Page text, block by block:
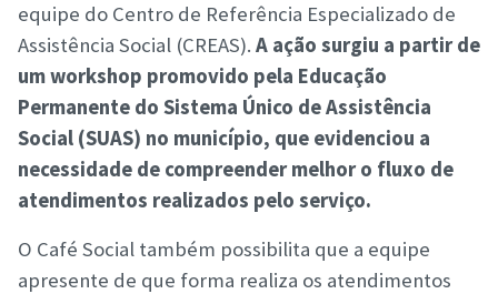
equipe do Centro de Referência Especializado de
Assistência Social (CREAS). A ação surgiu a partir de
um workshop promovido pela Educação
Permanente do Sistema Único de Assistência
Social (SUAS) no município, que evidenciou a
necessidade de compreender melhor o fluxo de
atendimentos realizados pelo serviço.
O Café Social também possibilita que a equipe
apresente de que forma realiza os atendimentos